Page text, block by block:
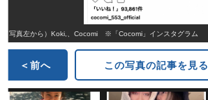
（写真左から）Koki,、Cocomi ※「Cocomi」インスタグラム
＜前へ この写真の記事を見る